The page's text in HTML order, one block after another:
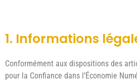
1. Informations
Conformément aux dispositions des
pour la Confiance dans l’Économie